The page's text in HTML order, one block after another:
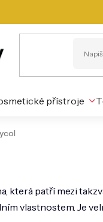
přístroje
která patří mezi
vlastnostem. Je